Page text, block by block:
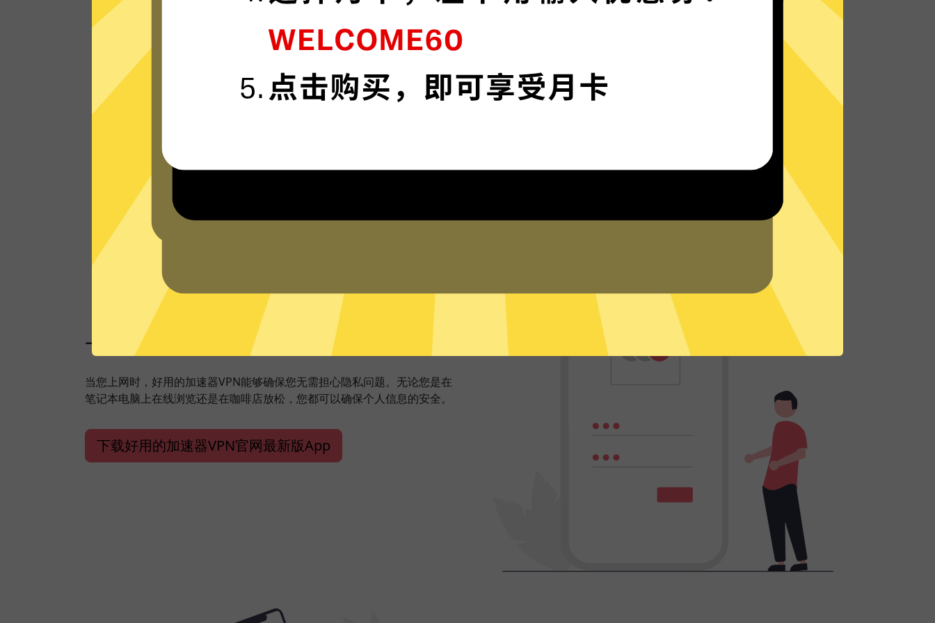
准备好体验我们运行在最新技术上的好用的
加速器VPN网络，享受超快的连接速度。
看看其他人对好用的加速器VPN的评价
好用的加速器VPN采用顶级加密，确保您的
在线资料安全无虞。
下载好用的加速器VPNApp
无论您身在何处，都能畅快地上网 - 无论是在
外出旅行还是在家中舒适地躺在沙发上。
为什么选择好用的加速器VPN
一键加速，保障安全上网体验
当您上网时，好用的加速器VPN能够确保您无需担心隐私问题。无论您是在
笔记本电脑上在线浏览还是在咖啡店放松，您都可以确保个人信息的安全。
下载好用的加速器VPN官网最新版App